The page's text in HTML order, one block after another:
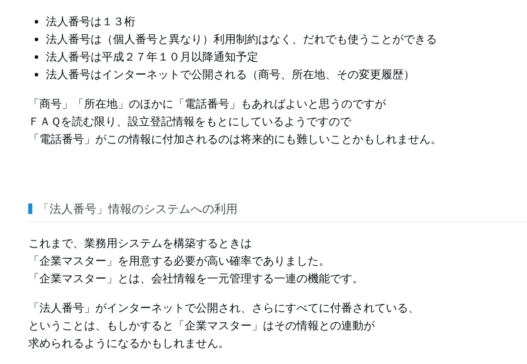
法人番号は１３桁
法人番号は（個人番号と異なり）利用制約はなく、だれでも使うことができる
法人番号は平成２７年１０月以降通知予定
法人番号はインターネットで公開される（商号、所在地、その変更履歴）
「商号」「所在地」のほかに「電話番号」もあればよいと思うのですが
ＦＡＱを読む限り、設立登記情報をもとにしているようですので
「電話番号」がこの情報に付加されるのは将来的にも難しいことかもしれません。
「法人番号」情報のシステムへの利用
これまで、業務用システムを構築するときは
「企業マスター」を用意する必要が高い確率でありました。
「企業マスター」とは、会社情報を一元管理する一連の機能です。
「法人番号」がインターネットで公開され、さらにすべてに付番されている、
ということは、もしかすると「企業マスター」はその情報との連動が
求められるようになるかもしれません。